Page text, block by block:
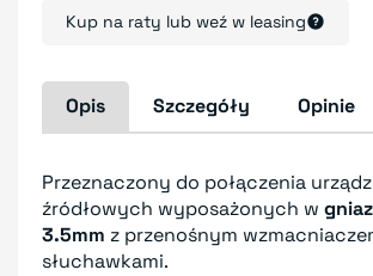
Kup na raty lub weź w leasing
Opis Szczegóły Opinie
Przeznaczony do połączenia
źródłowych wyposażonych w
3.5mm z przenośnym
słuchawkami.